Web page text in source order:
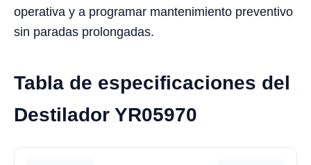
operativa y a programar mantenimiento preventivo
sin paradas prolongadas.
Tabla de especificaciones del
Destilador YR05970